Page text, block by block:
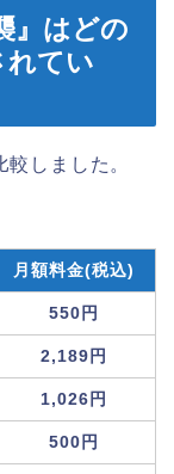
』はどの
れてい
しました。
月額料金(税込)
550円
2,189円
1,026円
500円